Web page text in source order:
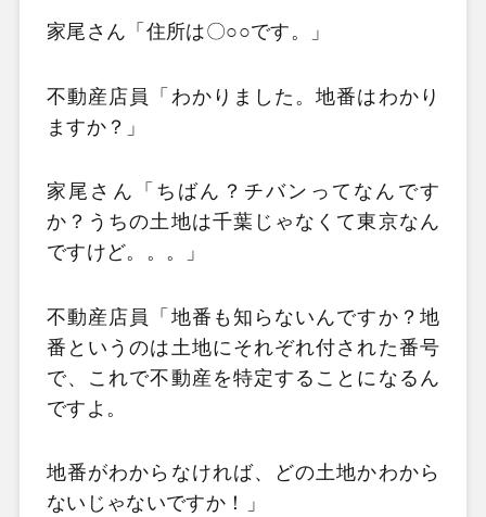
家尾さん「住所は〇○○です。」
不動産店員「わかりました。地番はわかり
ますか？」
家尾さん「ちばん？チバンってなんです
か？うちの土地は千葉じゃなくて東京なん
ですけど。。。」
不動産店員「地番も知らないんですか？地
番というのは土地にそれぞれ付された番号
で、これで不動産を特定することになるん
ですよ。
地番がわからなければ、どの土地かわから
ないじゃないですか！」